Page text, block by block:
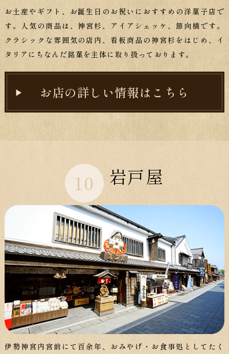
お土産やギフト、お誕生日のお祝いにおすすめの洋菓子店で
す。人気の商品は、神宮杉、アイアシェッケ、節向橋です。
クラシックな雰囲気の店内、看板商品の神宮杉をはじめ、イ
タリアにちなんだ銘菓を主体に取り扱っております。
お店の詳しい情報はこちら
10 岩戸屋
伊勢神宮内宮前にて百余年、おみやげ・お食事処としてたく